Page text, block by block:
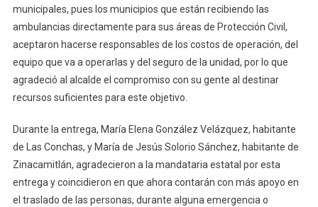
municipales, pues los municipios que están recibiendo las
ambulancias directamente para sus áreas de Protección Civil,
aceptaron hacerse responsables de los costos de operación, del
equipo que va a operarlas y del seguro de la unidad, por lo que
agradeció al alcalde el compromiso con su gente al destinar
recursos suficientes para este objetivo.
Durante la entrega, María Elena González Velázquez, habitante
de Las Conchas, y María de Jesús Solorio Sánchez, habitante de
Zinacamitlán, agradecieron a la mandataria estatal por esta
entrega y coincidieron en que ahora contarán con más apoyo en
el traslado de las personas, durante alguna emergencia o